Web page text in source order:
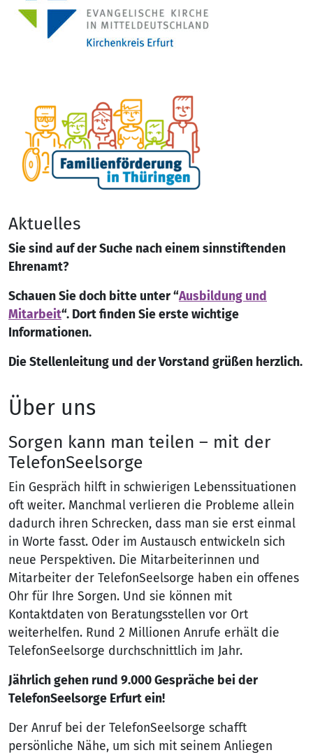
Aktuelles
Sie sind auf der Suche nach einem sinnstiftenden
Ehrenamt?
Schauen Sie doch bitte unter “Ausbildung und
Mitarbeit“. Dort finden Sie erste wichtige
Informationen.
Die Stellenleitung und der Vorstand grüßen herzlich.
Über uns
Sorgen kann man teilen – mit der
TelefonSeelsorge
Ein Gespräch hilft in schwierigen Lebenssituationen
oft weiter. Manchmal verlieren die Probleme allein
dadurch ihren Schrecken, dass man sie erst einmal
in Worte fasst. Oder im Austausch entwickeln sich
neue Perspektiven. Die Mitarbeiterinnen und
Mitarbeiter der TelefonSeelsorge haben ein offenes
Ohr für Ihre Sorgen. Und sie können mit
Kontaktdaten von Beratungsstellen vor Ort
weiterhelfen. Rund 2 Millionen Anrufe erhält die
TelefonSeelsorge durchschnittlich im Jahr.
Jährlich gehen rund 9.000 Gespräche bei der
TelefonSeelsorge Erfurt ein!
Der Anruf bei der TelefonSeelsorge schafft
persönliche Nähe, um sich mit seinem Anliegen